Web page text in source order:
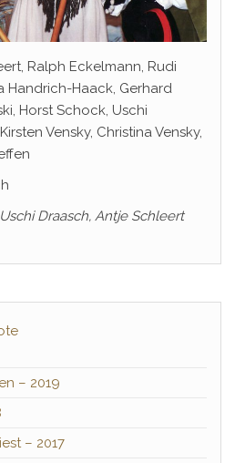
Ralph Eckelmann, Rudi
Handrich-Haack, Gerhard
Horst Schock, Uschi
Vensky, Christina Vensky,
Draasch, Antje Schleert
– 2019
– 2017